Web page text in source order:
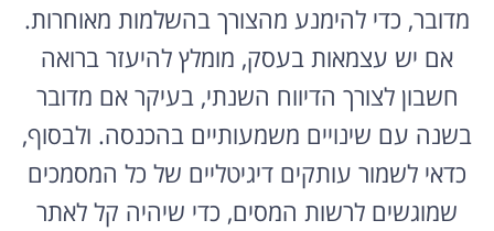
מדובר, כדי להימנע מהצורך בהשלמות מאוחרות.
אם יש עצמאות בעסק, מומלץ להיעזר ברואה
חשבון לצורך הדיווח השנתי, בעיקר אם מדובר
בשנה עם שינויים משמעותיים בהכנסה. ולבסוף,
כדאי לשמור עותקים דיגיטליים של כל המסמכים
שמוגשים לרשות המסים, כדי שיהיה קל לאתר